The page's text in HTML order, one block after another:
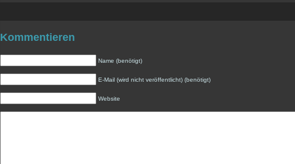
Kommentieren
Name (benötigt)
E-Mail (wird nicht veröffentlicht) (benötigt)
Website